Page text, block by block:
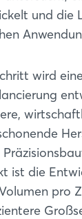
und die
wird
ist die
pro